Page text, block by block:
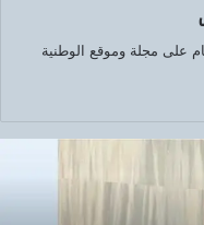
على مجلة وموقع الوطنية